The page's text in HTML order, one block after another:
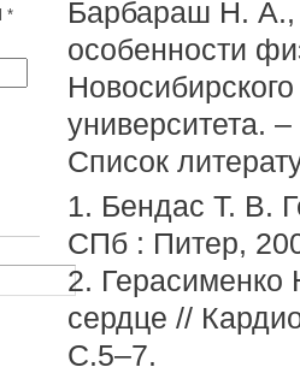
*
Барбараш Н.
особенности
Новосибирского
университета.
Список
1. Бендас Т. В.
СПб : Питер,
2.
сердце //
С.5–7.